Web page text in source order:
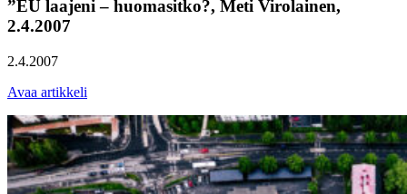
”EU laajeni – huomasitko?, Meti Virolainen,
2.4.2007
2.4.2007
Avaa artikkeli